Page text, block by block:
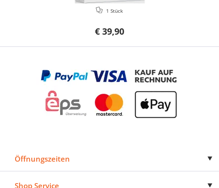
€ 39,90
1 Stück
Öffnungszeiten
Shop Service